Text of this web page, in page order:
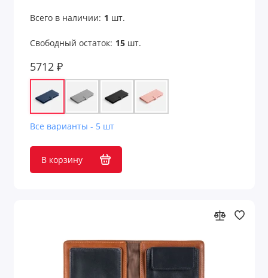
Всего в наличии: 1 шт.
Свободный остаток: 15шт.
5712 ₽
Все варианты - 5 шт
В корзину